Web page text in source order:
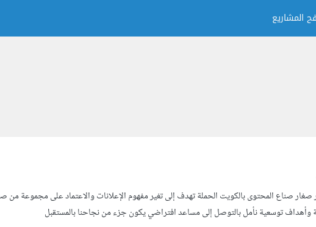
المشاريع
صغار صناع المحتوى بالكويت الحملة تهدف إلى تغير مفهوم الإعلانات والاعتماد على مجموعة
وأهداف توسعية نأمل بالتوصل إلى مساعد افتراضي يكون جزء من نجاحنا بالمستقبل